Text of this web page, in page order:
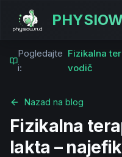
Pogledajte
i:
Fizikalna
vodič
Nazad na blog
Fizikalna
lakta –